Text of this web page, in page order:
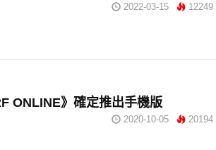
2022-03-15 12249
ONLINE》確定推出手機版
2020-10-05 20194